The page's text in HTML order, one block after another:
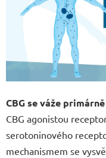
CBG se váže
CBG agonistou
serotoninového
mechanismem se